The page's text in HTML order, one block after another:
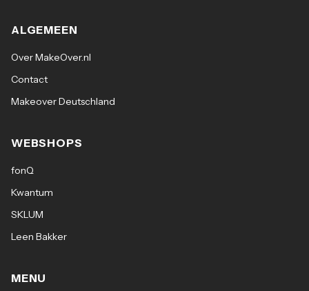
ALGEMEEN
Over MakeOver.nl
Contact
Makeover Deutschland
WEBSHOPS
fonQ
Kwantum
SKLUM
Leen Bakker
MENU